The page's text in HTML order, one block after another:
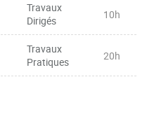
Travaux
Dirigés
10h
Travaux
Pratiques
20h